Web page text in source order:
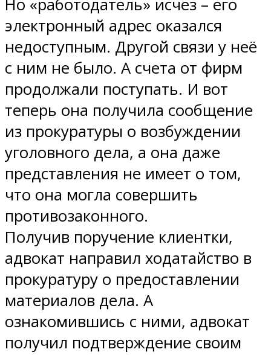
Но «работодатель» исчез – его
электронный адрес оказался
недоступным. Другой связи у неё
с ним не было. А счета от фирм
продолжали поступать. И вот
теперь она получила сообщение
из прокуратуры о возбуждении
уголовного дела, а она даже
представления не имеет о том,
что она могла совершить
противозаконного.
Получив поручение клиентки,
адвокат направил ходатайство в
прокуратуру о предоставлении
материалов дела. А
ознакомившись с ними, адвокат
получил подтверждение своим